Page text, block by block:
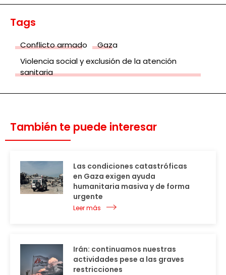
Tags
Conflicto armado
Gaza
Violencia social y exclusión de la atención
sanitaria
También te puede interesar
Las condiciones catastróficas
en Gaza exigen ayuda
humanitaria masiva y de forma
urgente
Leer más
Irán: continuamos nuestras
actividades pese a las graves
restricciones